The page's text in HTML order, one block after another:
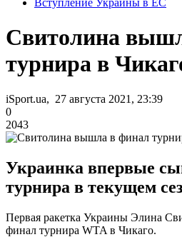
Вступление Украины в ЕС
Свитолина
турнира в
iSport.ua, 27 августа 2021, 23:39
0
2043
Украинка впервые
турнира в текущем
Первая ракетка Украины Элина
финал турнира WTA в Чикаго.